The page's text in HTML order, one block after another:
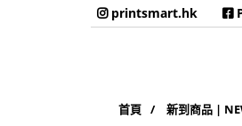
printsmart.hk
首頁 新到商品 |